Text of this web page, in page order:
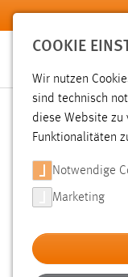
Zum Hauptinhalt
SUCHE
Aktive Filter:
COOKIE
Wir nutzen
sind technisch
diese Website zu
Funktionalitäten
Notwendige
Marketing